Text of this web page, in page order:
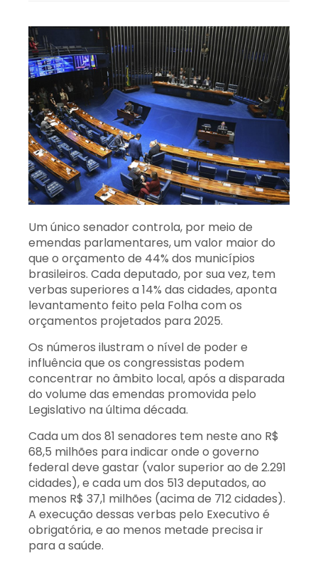
Um único senador controla, por meio de
emendas parlamentares, um valor maior do
que o orçamento de 44% dos municípios
brasileiros. Cada deputado, por sua vez, tem
verbas superiores a 14% das cidades, aponta
levantamento feito pela Folha com os
orçamentos projetados para 2025.
Os números ilustram o nível de poder e
influência que os congressistas podem
concentrar no âmbito local, após a disparada
do volume das emendas promovida pelo
Legislativo na última década.
Cada um dos 81 senadores tem neste ano R$
68,5 milhões para indicar onde o governo
federal deve gastar (valor superior ao de 2.291
cidades), e cada um dos 513 deputados, ao
menos R$ 37,1 milhões (acima de 712 cidades).
A execução dessas verbas pelo Executivo é
obrigatória, e ao menos metade precisa ir
para a saúde.